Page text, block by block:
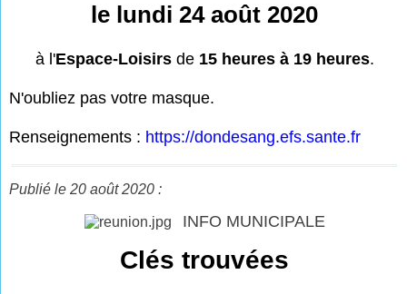
le lundi 24 août 2020
à l'Espace-Loisirsde 15 heures à 19 heures.
N'oubliez pas votre masque.
Renseignements : https://dondesang.efs.sante.fr
Publié le 20 août 2020 :
INFO MUNICIPALE
Clés trouvées